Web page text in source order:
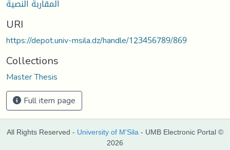
المقاربة النصية
URI
https://depot.univ-msila.dz/handle/123456789/869
Collections
Master Thesis
Full item page
All Rights Reserved - University of M'Sila - UMB Electronic Portal ©
2026